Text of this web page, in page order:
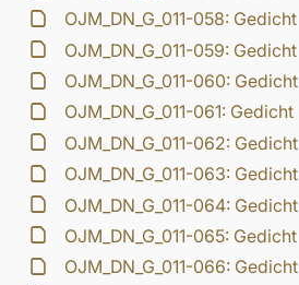
OJM_DN_G_011-058: Gedicht
OJM_DN_G_011-059: Gedicht
OJM_DN_G_011-060: Gedicht
OJM_DN_G_011-061: Gedicht
OJM_DN_G_011-062: Gedicht
OJM_DN_G_011-063: Gedicht
OJM_DN_G_011-064: Gedicht
OJM_DN_G_011-065: Gedicht
OJM_DN_G_011-066: Gedicht